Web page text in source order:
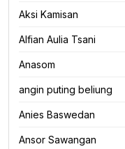
Aksi Kamisan
Alfian Aulia Tsani
Anasom
angin puting beliung
Anies Baswedan
Ansor Sawangan